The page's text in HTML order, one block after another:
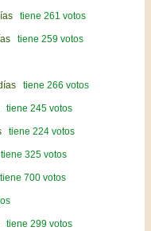
tiene 261 votos
tiene 259 votos
tiene 266 votos
tiene 245 votos
tiene 224 votos
tiene 325 votos
tiene 700 votos
tiene 299 votos